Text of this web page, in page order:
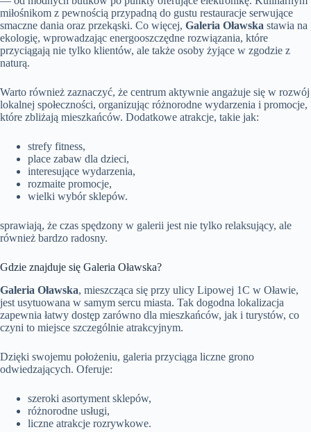
miłośnikom z pewnością przypadną do gustu restauracje serwujące
smaczne dania oraz przekąski. Co więcej, Galeria Oławska stawia na
ekologię, wprowadzając energooszczędne rozwiązania, które
przyciągają nie tylko klientów, ale także osoby żyjące w zgodzie z
naturą.
Warto również zaznaczyć, że centrum aktywnie angażuje się w rozwój
lokalnej społeczności, organizując różnorodne wydarzenia i promocje,
które zbliżają mieszkańców. Dodatkowe atrakcje, takie jak:
strefy fitness,
place zabaw dla dzieci,
interesujące wydarzenia,
rozmaite promocje,
wielki wybór sklepów.
sprawiają, że czas spędzony w galerii jest nie tylko relaksujący, ale
również bardzo radosny.
Gdzie znajduje się Galeria Oławska?
Galeria Oławska, mieszcząca się przy ulicy Lipowej 1C w Oławie,
jest usytuowana w samym sercu miasta. Tak dogodna lokalizacja
zapewnia łatwy dostęp zarówno dla mieszkańców, jak i turystów, co
czyni to miejsce szczególnie atrakcyjnym.
Dzięki swojemu położeniu, galeria przyciąga liczne grono
odwiedzających. Oferuje:
szeroki asortyment sklepów,
różnorodne usługi,
liczne atrakcje rozrywkowe.